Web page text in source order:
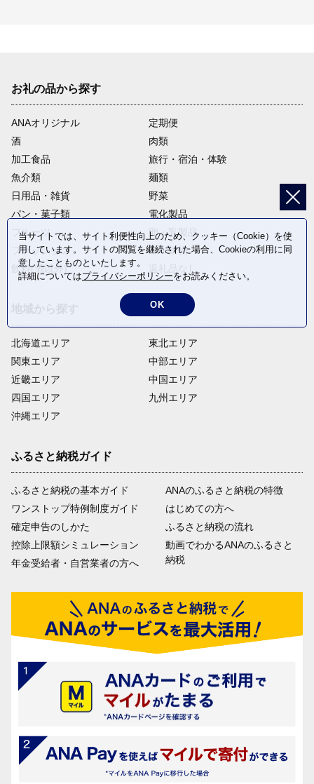
お礼の品から探す
ANAオリジナル
定期便
酒
肉類
加工食品
旅行・宿泊・体験
魚介類
麺類
日用品・雑貨
野菜
パン・菓子類
電化製品
フルーツ
卵・乳製品
ファッション
米・穀物
飲料(酒以外)
北海道エリア
関東エリア
近畿エリア
四国エリア
沖縄エリア
東北エリア
中部エリア
中国エリア
九州エリア
ふるさと納税ガイド
ふるさと納税の基本ガイド
ワンストップ特例制度ガイド
確定申告のしかた
控除上限額シミュレーション
年金受給者・自営業者の方へ
ANAのふるさと納税の特徴
はじめての方へ
ふるさと納税の流れ
動画でわかるANAのふるさと
納税
当サイトでは、サイト利便性向上のため、クッキー（Cookie）を使
用しています。サイトの閲覧を継続された場合、Cookieの利用に同
意したことものといたします。
詳細についてはプライバシーポリシーをお読みください。
OK